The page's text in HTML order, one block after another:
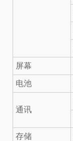
屏幕
电池
通讯
存储